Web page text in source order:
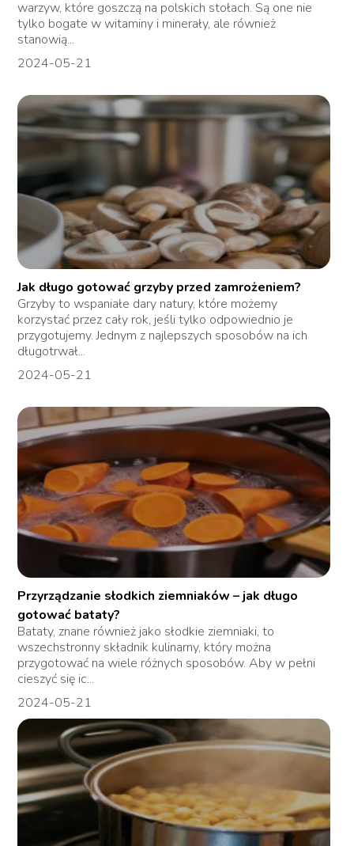
warzyw, które goszczą na polskich stołach. Są one nie
tylko bogate w witaminy i minerały, ale również
stanowią...
2024-05-21
Jak długo gotować grzyby przed zamrożeniem?
Grzyby to wspaniałe dary natury, które możemy
korzystać przez cały rok, jeśli tylko odpowiednio je
przygotujemy. Jednym z najlepszych sposobów na ich
długotrwał...
2024-05-21
Przyrządzanie słodkich ziemniaków – jak długo
gotować bataty?
Bataty, znane również jako słodkie ziemniaki, to
wszechstronny składnik kulinarny, który można
przygotować na wiele różnych sposobów. Aby w pełni
cieszyć się ic...
2024-05-21